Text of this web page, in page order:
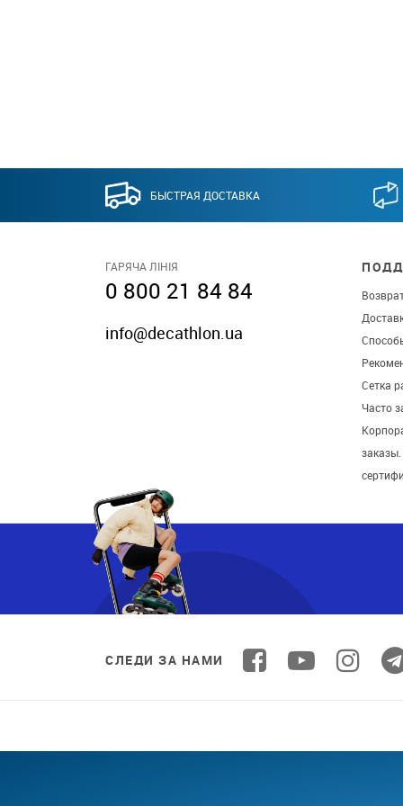
БЫСТРАЯ ДОСТАВКА
ГАРЯЧА ЛІНІЯ
0 800 21 84 84
info@decathlon.ua
Сетка
Часто
СЛЕДИ ЗА НАМИ